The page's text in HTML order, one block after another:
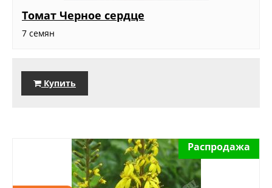
Томат Черное сердце
7 семян
Купить
Распродажа